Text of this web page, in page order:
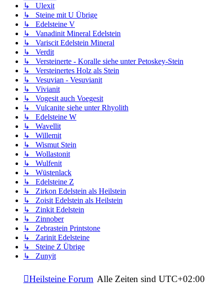
↳ Ulexit
↳ Steine mit U Übrige
↳ Edelsteine V
↳ Vanadinit Mineral Edelstein
↳ Variscit Edelstein Mineral
↳ Verdit
↳ Versteinerte - Koralle siehe unter Petoskey-Stein
↳ Versteinertes Holz als Stein
↳ Vesuvian - Vesuvianit
↳ Vivianit
↳ Vogesit auch Voegesit
↳ Vulcanite siehe unter Rhyolith
↳ Edelsteine W
↳ Wavellit
↳ Willemit
↳ Wismut Stein
↳ Wollastonit
↳ Wulfenit
↳ Wüstenlack
↳ Edelsteine Z
↳ Zirkon Edelstein als Heilstein
↳ Zoisit Edelstein als Heilstein
↳ Zinkit Edelstein
↳ Zinnober
↳ Zebrastein Printstone
↳ Zarinit Edelsteine
↳ Steine Z Übrige
↳ Zunyit
Heilsteine Forum Alle Zeiten sind UTC+02:00